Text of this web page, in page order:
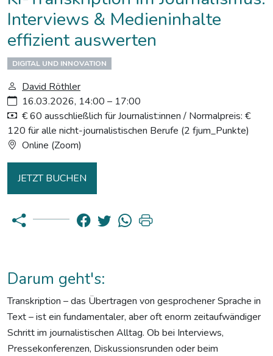
Interviews & Medieninhalte
effizient auswerten
DIGITAL UND INNOVATION
David Röthler
16.03.2026, 14:00 – 17:00
€ 60 ausschließlich für Journalist:innen / Normalpreis: €
120 für alle nicht-journalistischen Berufe (2 fjum_Punkte)
Online (Zoom)
JETZT BUCHEN
Darum geht's:
Transkription – das Übertragen von gesprochener Sprache in
Text – ist ein fundamentaler, aber oft enorm zeitaufwändiger
Schritt im journalistischen Alltag. Ob bei Interviews,
Pressekonferenzen, Diskussionsrunden oder beim